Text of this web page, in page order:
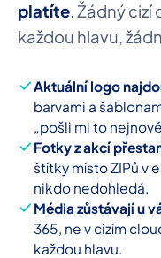
platíte. Žádný cizí
každou hlavu,
Aktuální logo
barvami a
„pošli mi to
Fotky z akcí
štítky místo ZIPů v
nikdo nedohledá.
Média zůstávají u
365, ne v cizím
každou hlavu.